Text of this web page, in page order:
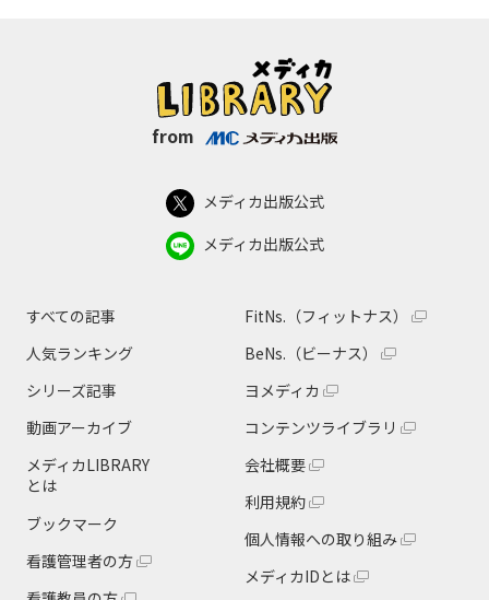
from
メディカ出版公式
メディカ出版公式
すべての記事
人気ランキング
シリーズ記事
動画アーカイブ
メディカLIBRARY
とは
ブックマーク
看護管理者の方
FitNs.（フィットナス）
BeNs.（ビーナス）
ヨメディカ
コンテンツライブラリ
会社概要
利用規約
個人情報への取り組み
メディカIDとは